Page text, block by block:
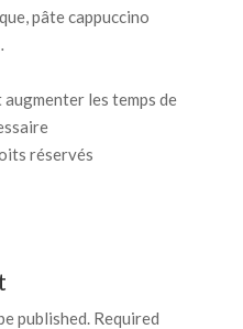
pâte cappuccino
les temps de
réservés
published.Required